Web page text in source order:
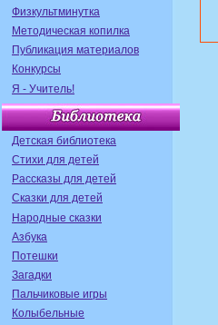
Физкультминутка
Методическая копилка
Публикация материалов
Конкурсы
Я - Учитель!
Детская библиотека
Стихи для детей
Рассказы для детей
Сказки для детей
Народные сказки
Азбука
Потешки
Загадки
Пальчиковые игры
Колыбельные